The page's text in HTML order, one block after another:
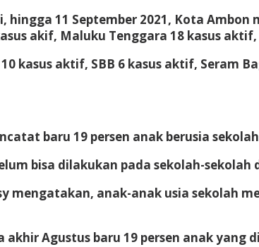
hingga 11 September 2021, Kota
akif, Maluku Tenggara 18 kasus
kasus aktif, SBB 6 kasus aktif, Seram
baru 19 persen anak berusia
bisa dilakukan pada sekolah-sekolah
mengatakan, anak-anak usia sekolah
Agustus baru 19 persen anak yang